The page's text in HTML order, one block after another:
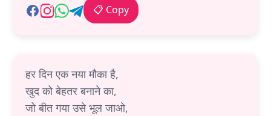
📋 Copy
हर दिन एक नया मौका है,
खुद को बेहतर बनाने का,
जो बीत गया उसे भूल जाओ,